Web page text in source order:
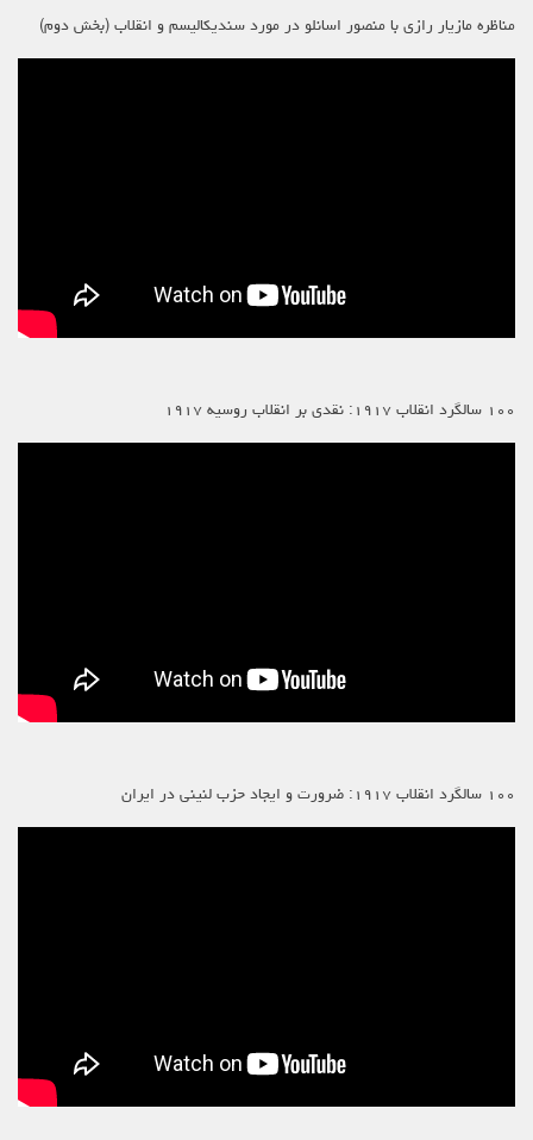
مناظره مازیار رازی با منصور اسانلو در مورد سندیکالیسم و انقلاب (بخش دوم)
۱۰۰ سالگرد انقلاب ۱۹۱۷: نقدی بر انقلاب روسیه ۱۹۱۷
۱۰۰ سالگرد انقلاب ۱۹۱۷: ضرورت و ایجاد حزب لنینی در ایران